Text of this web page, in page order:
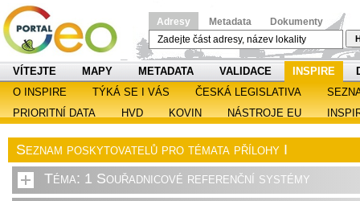
Adresy Metadata Dokumenty
VÍTEJTE MAPY METADATA VALIDACE INSPIRE
O INSPIRE
TÝKÁ SE I VÁS ČESKÁ LEGISLATIVA
PRIORITNÍ DATA
HVD KOVIN NÁSTROJE EU
Seznam poskytovatelů pro témata přílohy I
Téma: 1 Souřadnicové referenční systémy